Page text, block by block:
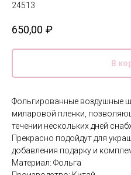
24513
650,00 ₽
В
Фольгированные воздушные
миларовой пленки,
течении нескольких дней
Прекрасно подойдут для
добавления подарку и
Материал: Фольга